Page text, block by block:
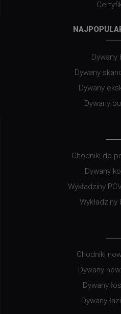
Dywany
Dywany
Dywany
Dywany
Chodniki do
Dywany
Wykładziny
Chodniki
Dywany
Dywany
Dywany